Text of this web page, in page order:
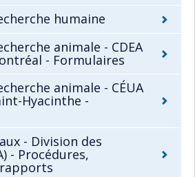
humaine
animale - CDEA
- Formulaires
animale - CÉUA
Hyacinthe -
- Division des
- Procédures,